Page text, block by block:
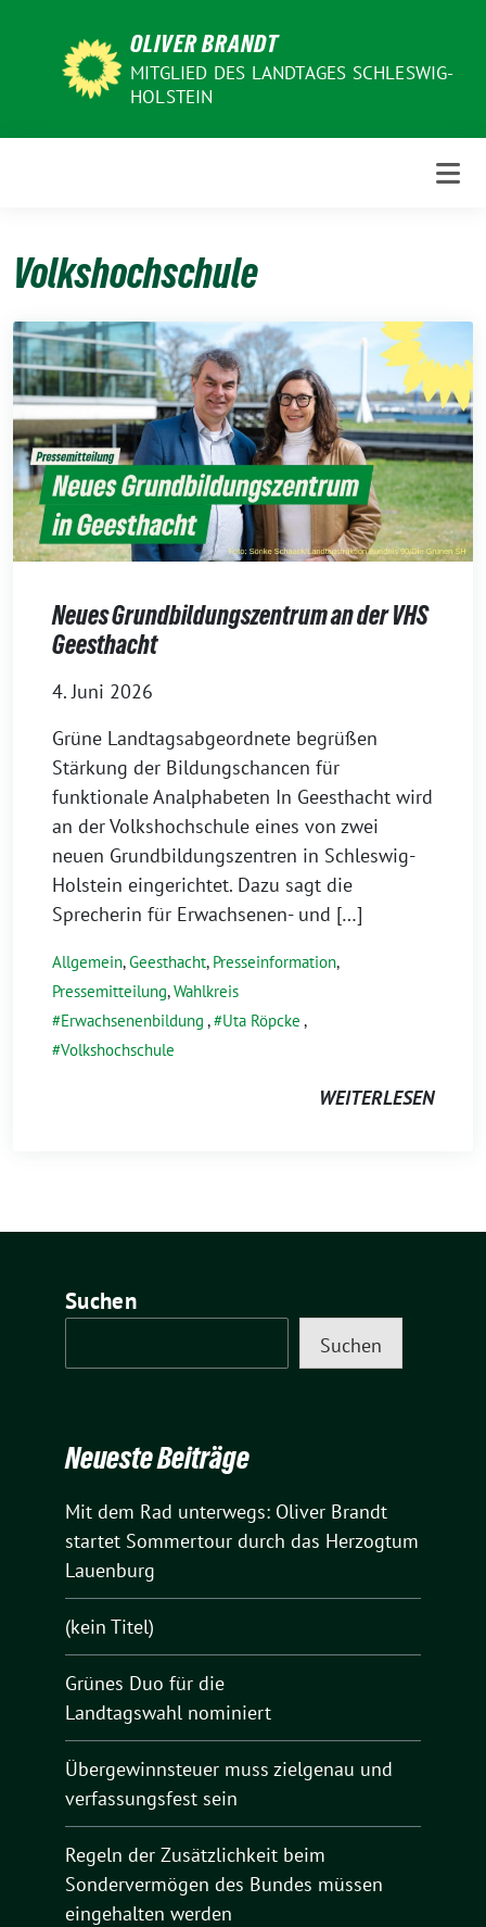
OLIVER BRANDT
MITGLIED DES LANDTAGES SCHLESWIG-
HOLSTEIN
Volkshochschule
Neues Grundbildungszentrum an der VHS
Geesthacht
4. Juni 2026
Grüne Landtagsabgeordnete begrüßen
Stärkung der Bildungschancen für
funktionale Analphabeten In Geesthacht wird
an der Volkshochschule eines von zwei
neuen Grundbildungszentren in Schleswig-
Holstein eingerichtet. Dazu sagt die
Sprecherin für Erwachsenen- und […]
Allgemein,Geesthacht, Presseinformation,
Pressemitteilung,Wahlkreis
Erwachsenenbildung , Uta Röpcke ,
Volkshochschule
WEITERLESEN
Suchen
Suchen
Neueste Beiträge
Mit dem Rad unterwegs: Oliver Brandt
startet Sommertour durch das Herzogtum
Lauenburg
(kein Titel)
Grünes Duo für die
Landtagswahl nominiert
Übergewinnsteuer muss zielgenau und
verfassungsfest sein
Regeln der Zusätzlichkeit beim
Sondervermögen des Bundes müssen
eingehalten werden